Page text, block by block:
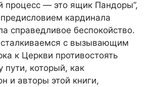
процесс — это ящик Пандоры”,
кардинала
справедливое беспокойство.
с вызывающим
к Церкви противостоять
пути, который, как
и авторы этой книги,